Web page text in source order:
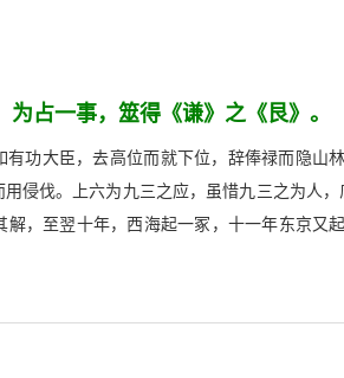
占一事，筮得《谦》之《艮》。
功大臣，去高位而就下位，辞俸禄而隐
侵伐。上六为九三之应，虽惜九三之为人
，至翌十年，西海起一冢，十一年东京